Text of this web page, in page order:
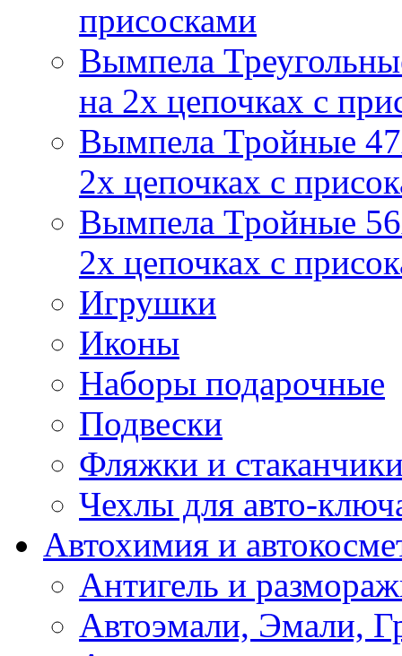
присосками
Вымпела
на 2х цепочках с
Вымпела Тройные
2х цепочках с
Вымпела Тройные
2х цепочках с
Игрушки
Иконы
Наборы подарочные
Подвески
Фляжки и
Чехлы для авто-
Автохимия и
Антигель и
Автоэмали, Эмали,